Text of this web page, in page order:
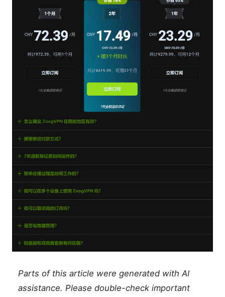
Parts of this article were generated with AI
assistance. Please double-check important